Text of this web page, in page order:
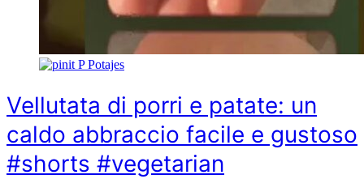
P Potajes
Vellutata di porri e patate: un
caldo abbraccio facile e gustoso
#shorts #vegetarian